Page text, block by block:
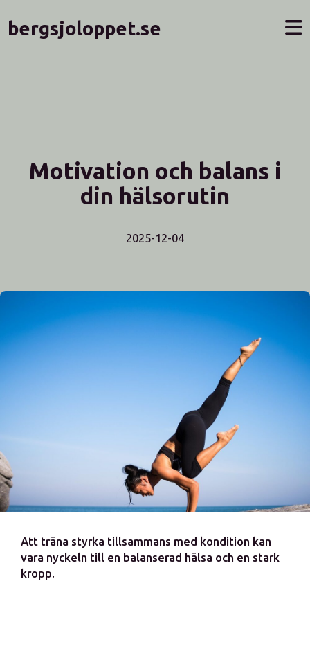
bergsjoloppet.se
Motivation och balans i
din hälsorutin
2025-12-04
Att träna styrka tillsammans med kondition kan
vara nyckeln till en balanserad hälsa och en stark
kropp.